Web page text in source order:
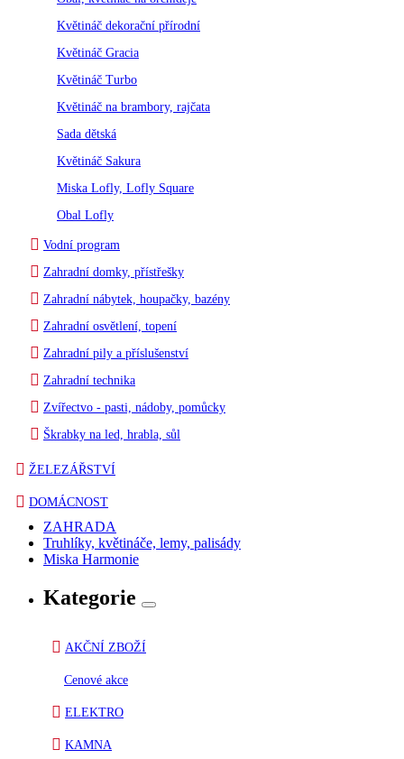
Květináč dekorační přírodní
Květináč Gracia
Květináč Turbo
Květináč na brambory, rajčata
Sada dětská
Květináč Sakura
Miska Lofly, Lofly Square
Obal Lofly
Vodní program
Zahradní domky, přístřešky
Zahradní nábytek, houpačky, bazény
Zahradní osvětlení, topení
Zahradní pily a příslušenství
Zahradní technika
Zvířectvo - pasti, nádoby, pomůcky
Škrabky na led, hrabla, sůl
ŽELEZÁŘSTVÍ
DOMÁCNOST
ZAHRADA
Truhlíky, květináče, lemy, palisády
Miska Harmonie
Kategorie
AKČNÍ ZBOŽÍ
Cenové akce
ELEKTRO
KAMNA